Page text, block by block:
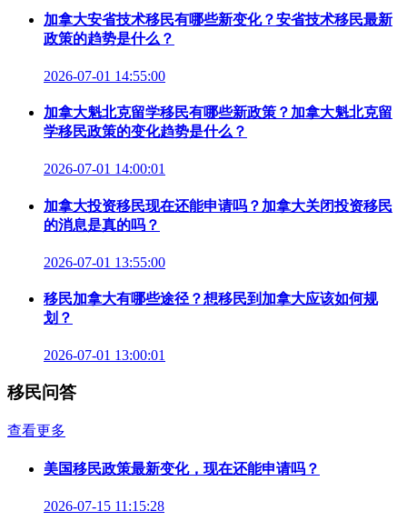
加拿大安省技术移民有哪些新变化？安省技术移民最新
政策的趋势是什么？
2026-07-01 14:55:00
加拿大魁北克留学移民有哪些新政策？加拿大魁北克留
学移民政策的变化趋势是什么？
2026-07-01 14:00:01
加拿大投资移民现在还能申请吗？加拿大关闭投资移民
的消息是真的吗？
2026-07-01 13:55:00
移民加拿大有哪些途径？想移民到加拿大应该如何规
划？
2026-07-01 13:00:01
移民问答
查看更多
美国移民政策最新变化，现在还能申请吗？
2026-07-15 11:15:28